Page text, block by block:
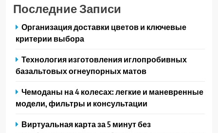
Последние Записи
Организация доставки цветов и ключевые
критерии выбора
Технология изготовления иглопробивных
базальтовых огнеупорных матов
Чемоданы на 4 колесах: легкие и маневренные
модели, фильтры и консультации
Виртуальная карта за 5 минут без